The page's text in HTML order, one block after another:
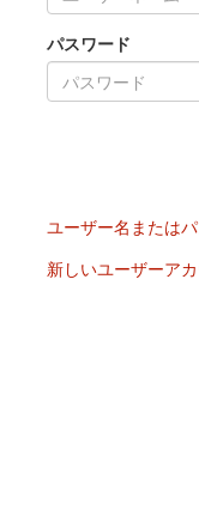
パスワード
ユーザー名または
新しいユーザーア